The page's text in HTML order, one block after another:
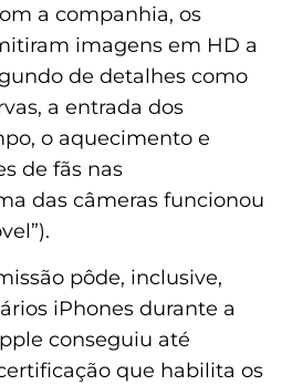
a companhia, os
imagens em HD a
de detalhes como
a entrada dos
o aquecimento e
de fãs nas
das câmeras funcionou
pôde, inclusive,
iPhones durante a
conseguiu até
que habilita os